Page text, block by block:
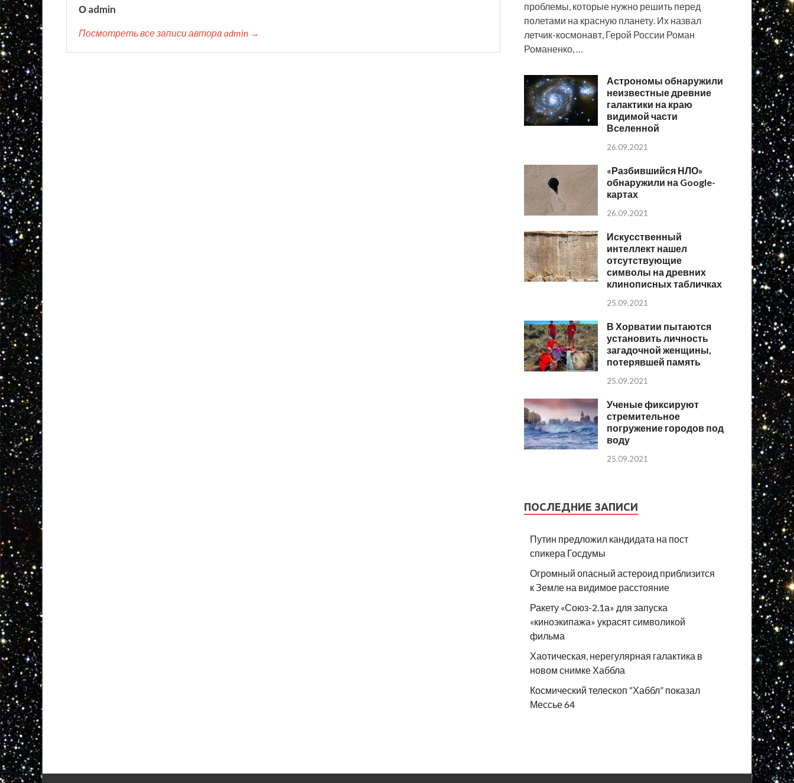
О admin
Посмотреть все записи автора admin →
проблемы, которые нужно решить перед
полетами на красную планету. Их назвал
летчик-космонавт, Герой России Роман
Романенко, …
Астрономы обнаружили
неизвестные древние
галактики на краю
видимой части
Вселенной
26.09.2021
«Разбившийся НЛО»
обнаружили на Google-
картах
26.09.2021
Искусственный
интеллект нашел
отсутствующие
символы на древних
клинописных табличках
25.09.2021
В Хорватии пытаются
установить личность
загадочной женщины,
потерявшей память
25.09.2021
Ученые фиксируют
стремительное
погружение городов под
воду
25.09.2021
ПОСЛЕДНИЕ ЗАПИСИ
Путин предложил кандидата на пост
спикера Госдумы
Огромный опасный астероид приблизится
к Земле на видимое расстояние
Ракету «Союз-2.1а» для запуска
«киноэкипажа» украсят символикой
фильма
Хаотическая, нерегулярная галактика в
новом снимке Хаббла
Космический телескоп “Хаббл” показал
Мессье 64